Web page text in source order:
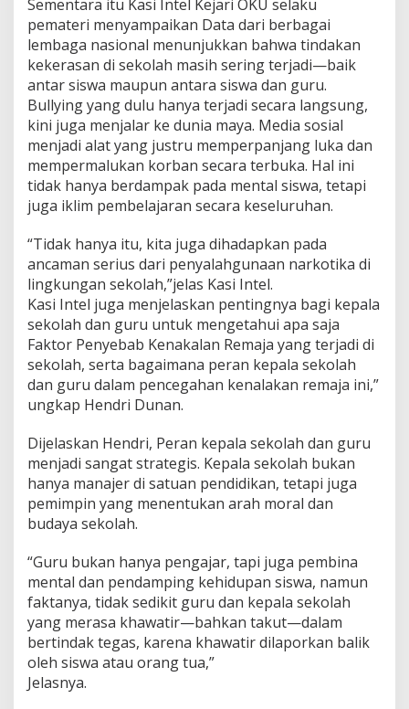
Sementara itu Kasi Intel Kejari OKU selaku
pemateri menyampaikan Data dari berbagai
lembaga nasional menunjukkan bahwa tindakan
kekerasan di sekolah masih sering terjadi—baik
antar siswa maupun antara siswa dan guru.
Bullying yang dulu hanya terjadi secara langsung,
kini juga menjalar ke dunia maya. Media sosial
menjadi alat yang justru memperpanjang luka dan
mempermalukan korban secara terbuka. Hal ini
tidak hanya berdampak pada mental siswa, tetapi
juga iklim pembelajaran secara keseluruhan.
“Tidak hanya itu, kita juga dihadapkan pada
ancaman serius dari penyalahgunaan narkotika di
lingkungan sekolah,”jelas Kasi Intel.
Kasi Intel juga menjelaskan pentingnya bagi kepala
sekolah dan guru untuk mengetahui apa saja
Faktor Penyebab Kenakalan Remaja yang terjadi di
sekolah, serta bagaimana peran kepala sekolah
dan guru dalam pencegahan kenalakan remaja ini,”
ungkap Hendri Dunan.
Dijelaskan Hendri, Peran kepala sekolah dan guru
menjadi sangat strategis. Kepala sekolah bukan
hanya manajer di satuan pendidikan, tetapi juga
pemimpin yang menentukan arah moral dan
budaya sekolah.
“Guru bukan hanya pengajar, tapi juga pembina
mental dan pendamping kehidupan siswa, namun
faktanya, tidak sedikit guru dan kepala sekolah
yang merasa khawatir—bahkan takut—dalam
bertindak tegas, karena khawatir dilaporkan balik
oleh siswa atau orang tua,”
Jelasnya.